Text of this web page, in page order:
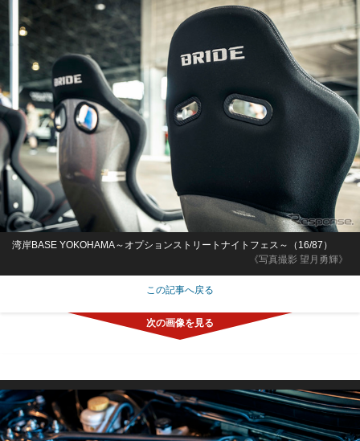
《写真撮影 望月勇輝》
湾岸BASE YOKOHAMA～オプションストリートナイトフェス～（16/87）
この記事へ戻る